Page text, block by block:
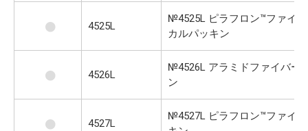
4525L
№4525L ピラフロン™ファイ
カルパッキン
4526L
№4526L アラミドファイバー
ン
4527L
№4527L ピラフロン™ファイ